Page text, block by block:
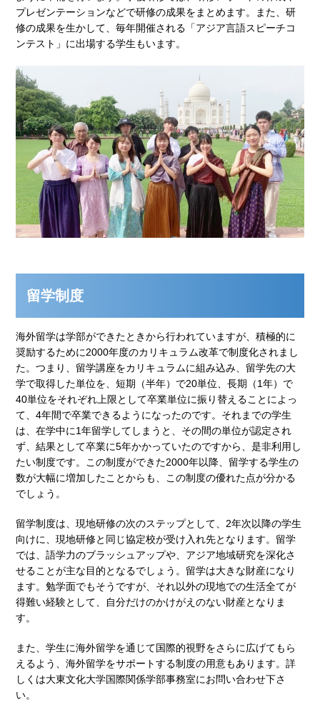
プレゼンテーションなどで研修の成果をまとめます。また、研
修の成果を生かして、毎年開催される「アジア言語スピーチコ
ンテスト」に出場する学生もいます。
留学制度
海外留学は学部ができたときから行われていますが、積極的に
奨励するために2000年度のカリキュラム改革で制度化されまし
た。つまり、留学講座をカリキュラムに組み込み、留学先の大
学で取得した単位を、短期（半年）で20単位、長期（1年）で
40単位をそれぞれ上限として卒業単位に振り替えることによっ
て、4年間で卒業できるようになったのです。それまでの学生
は、在学中に1年留学してしまうと、その間の単位が認定され
ず、結果として卒業に5年かかっていたのですから、是非利用し
たい制度です。この制度ができた2000年以降、留学する学生の
数が大幅に増加したことからも、この制度の優れた点が分かる
でしょう。
留学制度は、現地研修の次のステップとして、2年次以降の学生
向けに、現地研修と同じ協定校が受け入れ先となります。留学
では、語学力のブラッシュアップや、アジア地域研究を深化さ
せることが主な目的となるでしょう。留学は大きな財産になり
ます。勉学面でもそうですが、それ以外の現地での生活全てが
得難い経験として、自分だけのかけがえのない財産となりま
す。
また、学生に海外留学を通じて国際的視野をさらに広げてもら
えるよう、海外留学をサポートする制度の用意もあります。詳
しくは大東文化大学国際関係学部事務室にお問い合わせ下さ
い。